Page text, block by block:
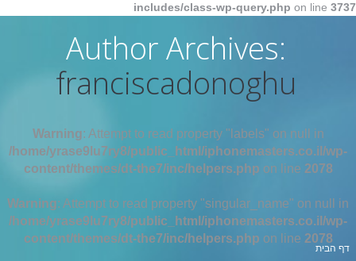
includes/class-wp-query.php on line 3737
Author Archives:
franciscadonoghu
Warning: Attempt to read property "labels" on null in
/home/yrase9lu7ry8/public_html/iphonemasters.co.il/wp-
content/themes/dt-the7/inc/helpers.php on line 2078
Warning: Attempt to read property "singular_name" on null in
/home/yrase9lu7ry8/public_html/iphonemasters.co.il/wp-
content/themes/dt-the7/inc/helpers.php on line 2078
אתה כאן:
דף הבית